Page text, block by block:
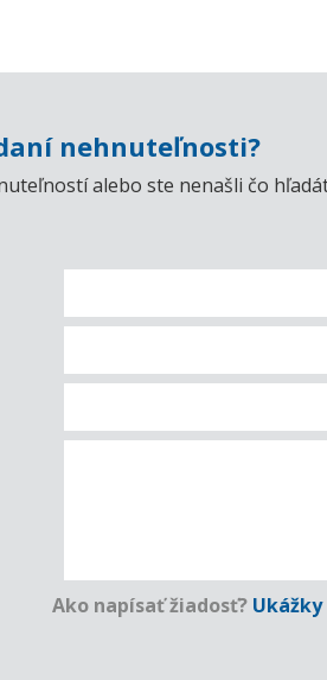
nehnuteľnosti?
alebo ste nenašli čo
Ako napísať žiadosť?